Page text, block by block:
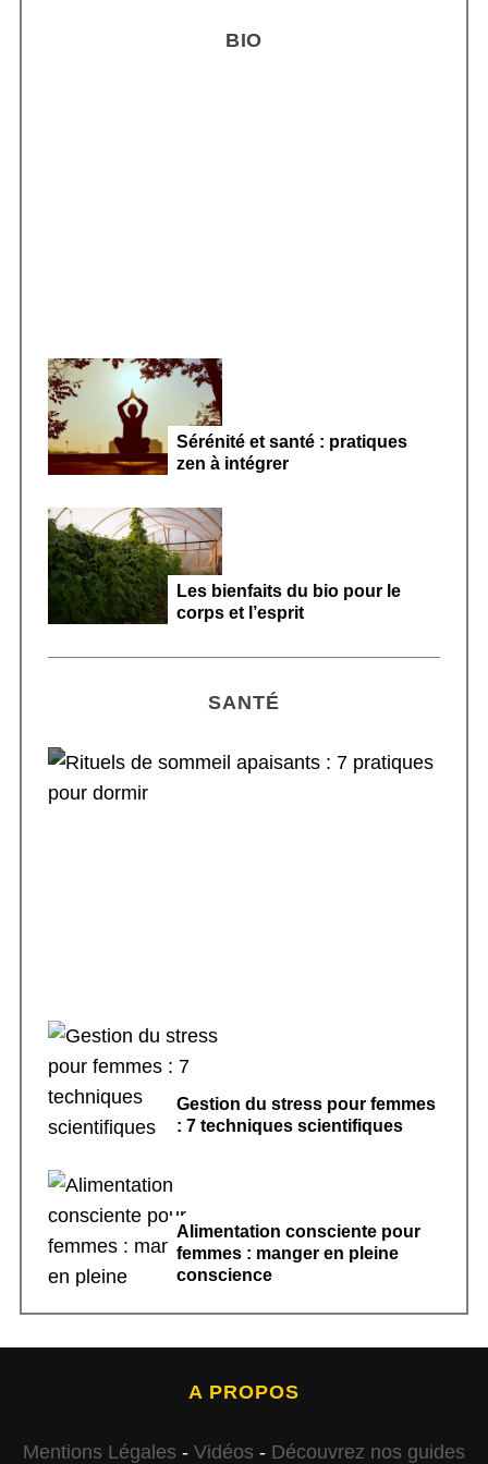
BIO
Sérénité et santé : pratiques
zen à intégrer
Les bienfaits du bio pour le
corps et l’esprit
SANTÉ
Gestion du stress pour femmes
: 7 techniques scientifiques
Alimentation consciente pour
femmes : manger en pleine
conscience
A PROPOS
Mentions Légales - Vidéos - Découvrez nos guides